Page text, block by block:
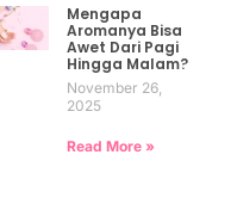
Mengapa
Aromanya Bisa
Awet Dari Pagi
Hingga Malam?
November 26,
2025
Read More »